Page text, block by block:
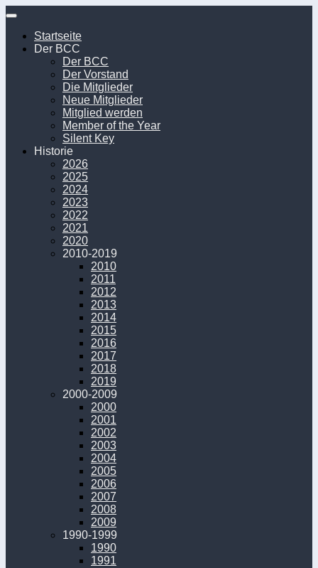
Unter
Inhalt
Startseite
Der BCC
Der BCC
Der Vorstand
Die Mitglieder
Neue Mitglieder
Mitglied werden
Member of the Year
Silent Key
Historie
2026
2025
2024
2023
2022
2021
2020
2010-2019
2010
2011
2012
2013
2014
2015
2016
2017
2018
2019
2000-2009
2000
2001
2002
2003
2004
2005
2006
2007
2008
2009
1990-1999
1990
1991